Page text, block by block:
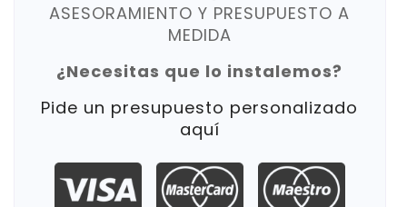
ASESORAMIENTO Y PRESUPUESTO A
MEDIDA
¿Necesitas que lo instalemos?
Pide un presupuesto personalizado
aquí